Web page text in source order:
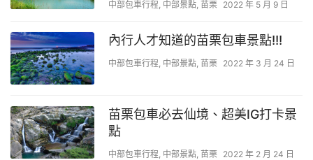
中部包車行程 中部景點 苗栗 2022 年 5 月 9 日
內行人才知道的苗栗包車景點!!!
中部包車行程 中部景點 苗栗 2022 年 3 月 24 日
苗栗包車必去仙境、超美IG打卡景
點
中部包車行程 中部景點 苗栗 2022 年 2 月 24 日